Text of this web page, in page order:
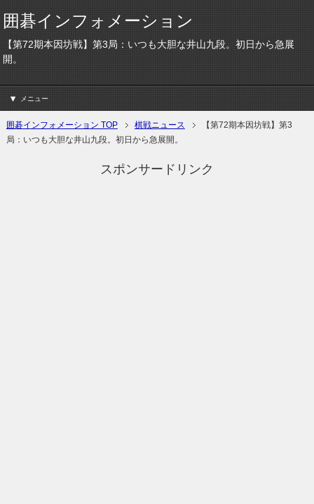
囲碁インフォメーション
【第72期本因坊戦】第3局：いつも大胆な井山九段。初日から急展
開。
メニュー
囲碁インフォメーション TOP 棋戦ニュース
【第72期本因坊戦】第3
局：いつも大胆な井山九段。初日から急展開。
スポンサードリンク